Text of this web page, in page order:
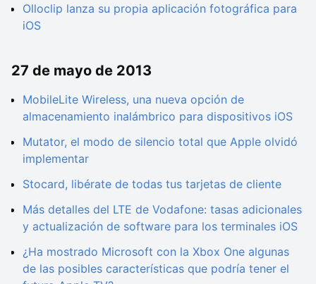
Olloclip lanza su propia aplicación fotográfica para
iOS
27 de mayo de 2013
MobileLite Wireless, una nueva opción de
almacenamiento inalámbrico para dispositivos iOS
Mutator, el modo de silencio total que Apple olvidó
implementar
Stocard, libérate de todas tus tarjetas de cliente
Más detalles del LTE de Vodafone: tasas adicionales
y actualización de software para los terminales iOS
¿Ha mostrado Microsoft con la Xbox One algunas
de las posibles características que podría tener el